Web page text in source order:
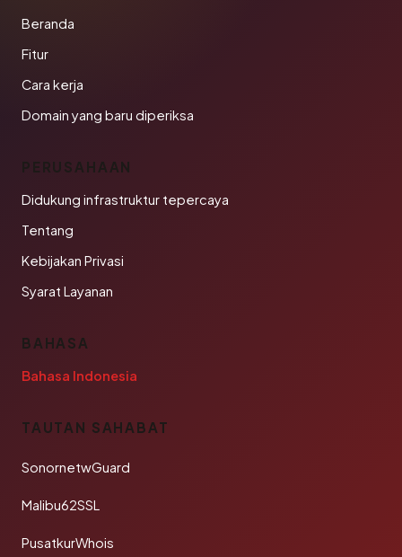
Beranda
Fitur
Cara kerja
Domain yang baru diperiksa
PERUSAHAAN
Didukung infrastruktur tepercaya
Tentang
Kebijakan Privasi
Syarat Layanan
BAHASA
Bahasa Indonesia
TAUTAN SAHABAT
SonornetwGuard
Malibu62SSL
PusatkurWhois